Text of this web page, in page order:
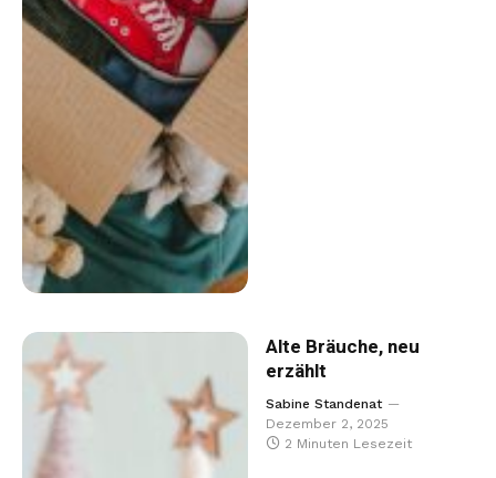
Alte Bräuche, neu
erzählt
Sabine Standenat
Dezember 2, 2025
2 Minuten Lesezeit